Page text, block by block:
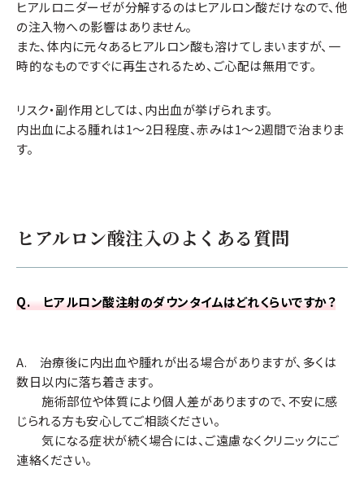
ジュビダームビスタ ボルベラの適応部位
ヒアルロニダーゼが分解するのはヒアルロン酸だけなので、他
の注入物への影響はありません。
また、体内に元々あるヒアルロン酸も溶けてしまいますが、一
時的なものですぐに再生されるため、ご心配は無用です。
リスク・副作用としては、内出血が挙げられます。
内出血による腫れは1〜2日程度、赤みは1〜2週間で治まりま
す。
ヒアルロン酸注入のよくある質問
Q. ヒアルロン酸注射のダウンタイムはどれくらいですか？
A. 治療後に内出血や腫れが出る場合がありますが、多くは
数日以内に落ち着きます。
施術部位や体質により個人差がありますので、不安に感
じられる方も安心してご相談ください。
気になる症状が続く場合には、ご遠慮なくクリニックにご
連絡ください。